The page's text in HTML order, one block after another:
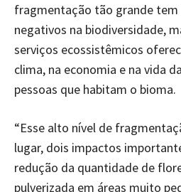
fragmentação tão grande
negativos na biodiversidade,
serviços ecossistêmicos
clima, na economia e na vida
pessoas que habitam o bioma.
“Esse alto nível de
lugar, dois impactos
redução da quantidade de
pulverizada em áreas muito